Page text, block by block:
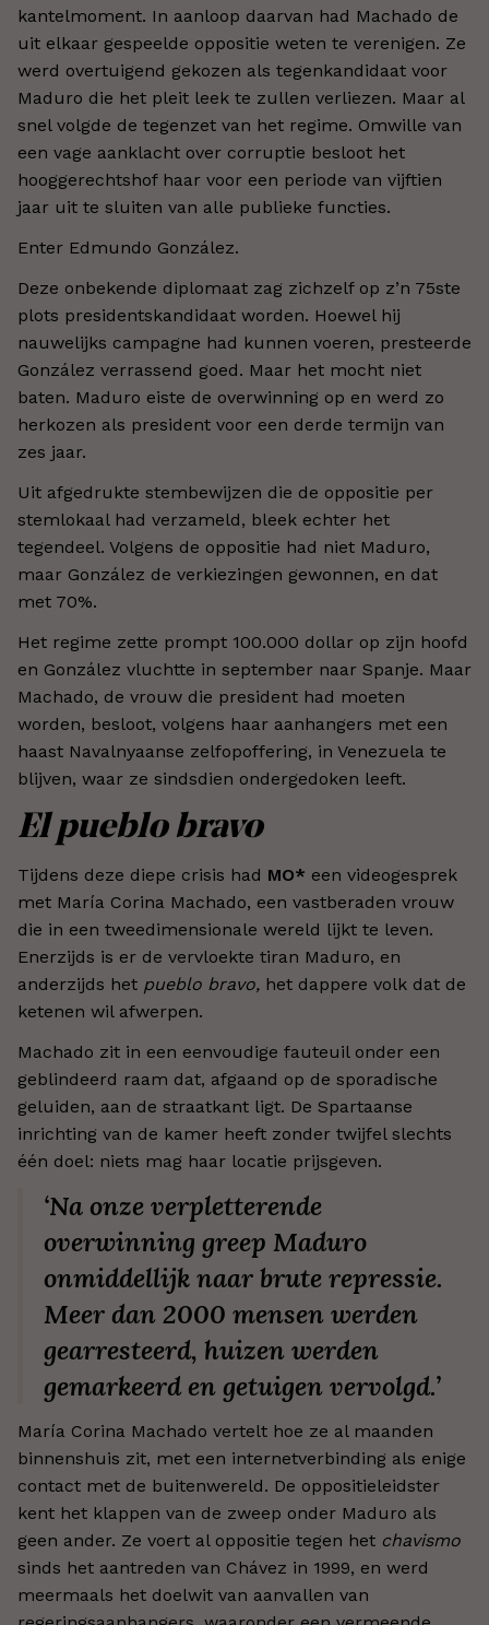
kantelmoment. In aanloop daarvan had Machado de
uit elkaar gespeelde oppositie weten te verenigen. Ze
werd overtuigend gekozen als tegenkandidaat voor
Maduro die het pleit leek te zullen verliezen. Maar al
snel volgde de tegenzet van het regime. Omwille van
een vage aanklacht over corruptie besloot het
hooggerechtshof haar voor een periode van vijftien
jaar uit te sluiten van alle publieke functies.
Enter Edmundo González.
Deze onbekende diplomaat zag zichzelf op z’n 75ste
plots presidentskandidaat worden. Hoewel hij
nauwelijks campagne had kunnen voeren, presteerde
González verrassend goed. Maar het mocht niet
baten. Maduro eiste de overwinning op en werd zo
herkozen als president voor een derde termijn van
zes jaar.
Uit afgedrukte stembewijzen die de oppositie per
stemlokaal had verzameld, bleek echter het
tegendeel. Volgens de oppositie had niet Maduro,
maar González de verkiezingen gewonnen, en dat
met 70%.
Het regime zette prompt 100.000 dollar op zijn hoofd
en González vluchtte in september naar Spanje. Maar
Machado, de vrouw die president had moeten
worden, besloot, volgens haar aanhangers met een
haast Navalnyaanse zelfopoffering, in Venezuela te
blijven, waar ze sindsdien ondergedoken leeft.
El pueblo bravo
Tijdens deze diepe crisis had MO* een videogesprek
met María Corina Machado, een vastberaden vrouw
die in een tweedimensionale wereld lijkt te leven.
Enerzijds is er de vervloekte tiran Maduro, en
anderzijds het pueblo bravo, het dappere volk dat de
ketenen wil afwerpen.
Machado zit in een eenvoudige fauteuil onder een
geblindeerd raam dat, afgaand op de sporadische
geluiden, aan de straatkant ligt. De Spartaanse
inrichting van de kamer heeft zonder twijfel slechts
één doel: niets mag haar locatie prijsgeven.
‘Na onze verpletterende
overwinning greep Maduro
onmiddellijk naar brute repressie.
Meer dan 2000 mensen werden
gearresteerd, huizen werden
gemarkeerd en getuigen vervolgd.’
María Corina Machado vertelt hoe ze al maanden
binnenshuis zit, met een internetverbinding als enige
contact met de buitenwereld. De oppositieleidster
kent het klappen van de zweep onder Maduro als
geen ander. Ze voert al oppositie tegen het chavismo
sinds het aantreden van Chávez in 1999, en werd
meermaals het doelwit van aanvallen van